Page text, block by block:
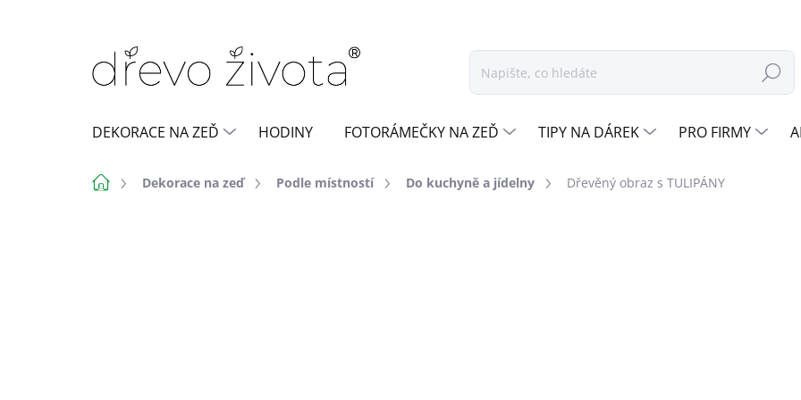
Hledat
DEKORACE NA ZEĎ HODINY FOTORÁMEČKY NA ZEĎ TIPY NA DÁREK PRO FIRMY
DomůDekorace na zeď Podle místností Do kuchyně a jídelny Dřevěný obraz s TULIPÁNY